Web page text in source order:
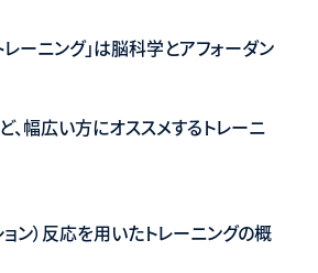
ーニング」は脳科学とアフォーダン
幅広い方にオススメするトレーニ
ン）反応を用いたトレーニングの概